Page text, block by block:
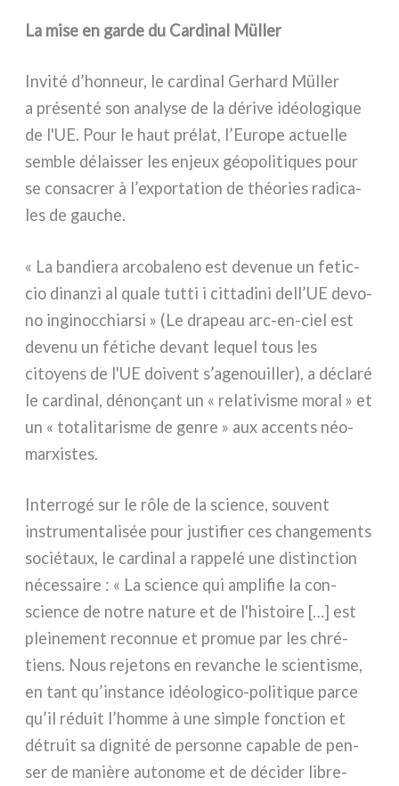
La mise en garde du Cardinal Müller
Invité d’honneur, le car­di­nal Gerhard Müller
a pré­sen­té son ana­ly­se de la déri­ve idéo­lo­gi­que
de l'UE. Pour le haut pré­lat, l’Europe actuel­le
sem­ble délais­ser les enjeux géo­po­li­ti­ques pour
se con­sa­crer à l’exportation de théo­ries radi­ca­
les de gau­che.
« La ban­die­ra arco­ba­le­no est deve­nue un fetic­
cio dinan­zi al qua­le tut­ti i cit­ta­di­ni dell’UE devo­
no ingi­noc­chiar­si » (Le dra­peau arc-en-ciel est
deve­nu un féti­che devant lequel tous les
citoyens de l'UE doi­vent s’agenouiller), a décla­ré
le car­di­nal, déno­nçant un « rela­ti­vi­sme moral » et
un « tota­li­ta­ri­sme de gen­re » aux accen­ts néo­
mar­xi­stes.
Interrogé sur le rôle de la scien­ce, sou­vent
instru­men­ta­li­sée pour justi­fier ces chan­ge­men­ts
socié­taux, le car­di­nal a rap­pe­lé une distinc­tion
néces­sai­re : « La scien­ce qui ampli­fie la con­
scien­ce de notre natu­re et de l'histoire […] est
plei­ne­ment recon­nue et pro­mue par les chré­
tiens. Nous reje­tons en revan­che le scien­ti­sme,
en tant qu’instance idéologico-politique par­ce
qu’il réduit l’homme à une sim­ple fonc­tion et
détruit sa digni­té de per­son­ne capa­ble de pen­
ser de maniè­re auto­no­me et de déci­der libre­